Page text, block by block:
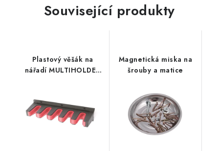
Související produkty
Plastový věšák na
nářadí MULTIHOLDER
Magnetická miska na
šrouby a matice